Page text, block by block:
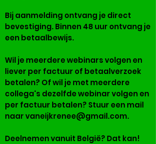
Bij aanmelding ontvang je direct
bevestiging. Binnen 48 uur ontvang je
een betaalbewijs.
Wil je meerdere webinars volgen en
liever per factuur of betaalverzoek
betalen? Of wil je met meerdere
collega's dezelfde webinar volgen en
per factuur betalen? Stuur een mail
naarvaneijkrenee@gmail.com.
Deelnemen vanuit België? Dat kan!